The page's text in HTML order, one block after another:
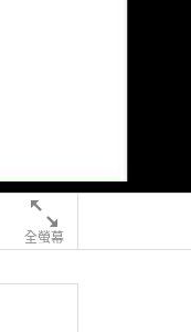
全螢幕